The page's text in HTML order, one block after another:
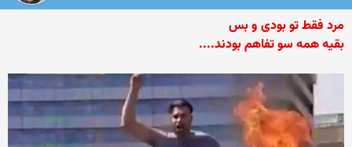
مرد فقط تو بودی و بس
بقیه همه سو تفاهم بودند....